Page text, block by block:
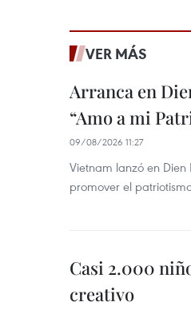
VER MÁS
Arranca en
“Amo a mi
09/08/2026 11:27
Vietnam lanzó en
promover el
Casi 2.000
creativo